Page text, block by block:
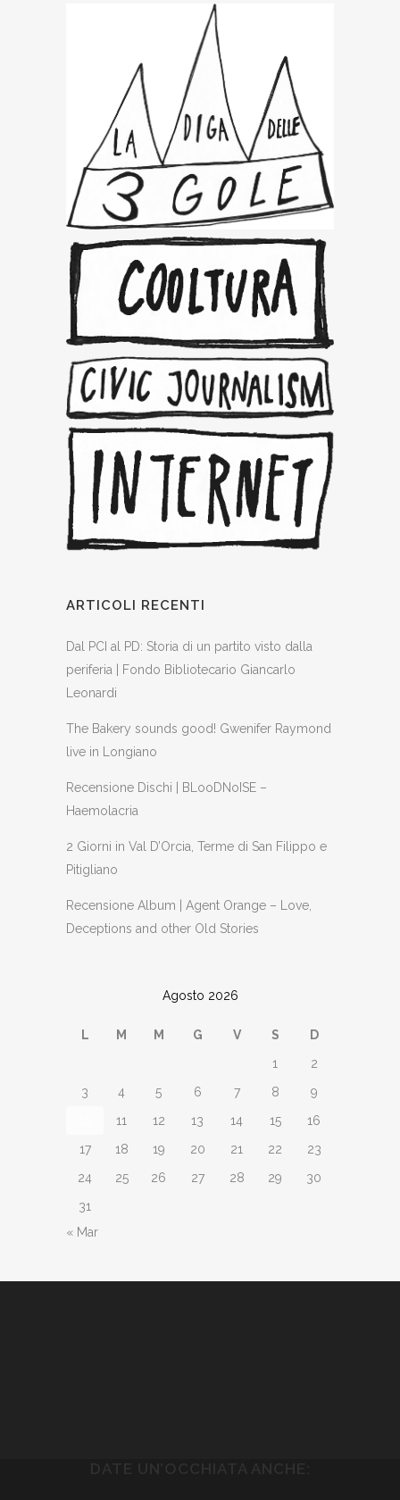
ARTICOLI RECENTI
Dal PCI al PD: Storia di un partito visto dalla
periferia | Fondo Bibliotecario Giancarlo
Leonardi
The Bakery sounds good! Gwenifer Raymond
live in Longiano
Recensione Dischi | BLooDNoISE –
Haemolacria
2 Giorni in Val D’Orcia, Terme di San Filippo e
Pitigliano
Recensione Album | Agent Orange – Love,
Deceptions and other Old Stories
Agosto 2026
L M M G V S
D
1
2
3
4 5 6 7 8
9
11 12 13 14 15
16
17
18 19 20 21 22
23
24
25 26 27 28 29
30
31
« Mar